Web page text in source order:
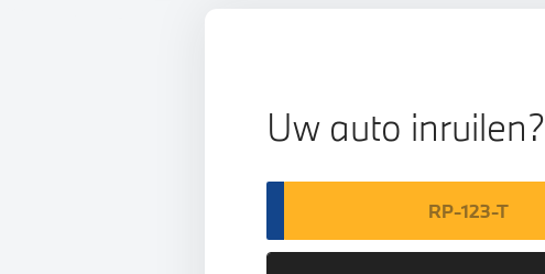
Uw auto inruilen?